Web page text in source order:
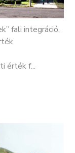
fali integráció,
érték f...